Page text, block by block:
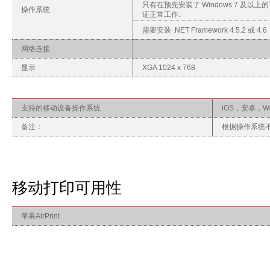
操作系统
只有在预先安装了 Windows 7 及以上
证正常工作.
需要安装 .NET Framework 4.5.2 或 4.6
网络连接
显示 XGA 1024 x 768
支持的移动设备操作系统 iOS，安卓，
备注： 根据操作系统
移动打印可用性
苹果AirPrint